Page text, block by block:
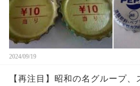
2024/09/19
【再注目】昭和の名グループ、